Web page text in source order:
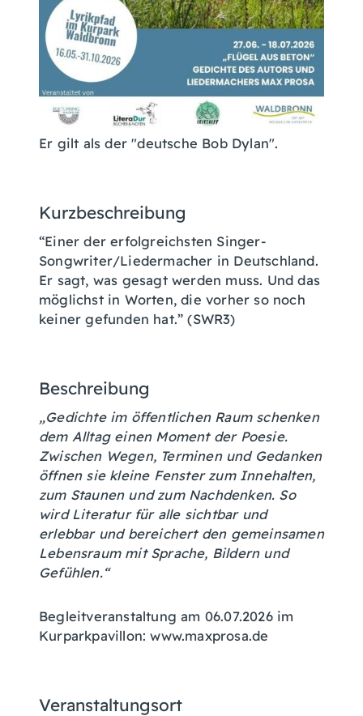
Er gilt als der "deutsche Bob Dylan".
Kurzbeschreibung
“Einer der erfolgreichsten Singer-
Songwriter/Liedermacher in Deutschland.
Er sagt, was gesagt werden muss. Und das
möglichst in Worten, die vorher so noch
keiner gefunden hat.” (SWR3)
Beschreibung
„Gedichte im öffentlichen Raum schenken
dem Alltag einen Moment der Poesie.
Zwischen Wegen, Terminen und Gedanken
öffnen sie kleine Fenster zum Innehalten,
zum Staunen und zum Nachdenken. So
wird Literatur für alle sichtbar und
erlebbar und bereichert den gemeinsamen
Lebensraum mit Sprache, Bildern und
Gefühlen.“
Begleitveranstaltung am 06.07.2026 im
Kurparkpavillon: www.maxprosa.de
Veranstaltungsort